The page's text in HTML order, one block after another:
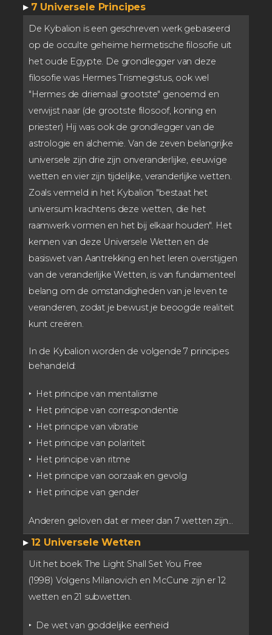
▸ 7 Universele Principes
De Kybalion is een geschreven werk gebaseerd
op de occulte geheime hermetische filosofie uit
het oude Egypte. De grondlegger van deze
filosofie was Hermes Trismegistus, ook wel
"Hermes de driemaal grootste" genoemd en
verwijst naar (de grootste filosoof, koning en
priester) Hij was ook de grondlegger van de
astrologie en alchemie. Van de zeven belangrijke
universele zijn drie zijn onveranderlijke, eeuwige
wetten en vier zijn tijdelijke, veranderlijke wetten.
Zoals vermeld in het Kybalion "bestaat het
universum krachtens deze wetten, die het
raamwerk vormen en het bij elkaar houden". Het
kennen van deze Universele Wetten en de
basiswet van Aantrekking en het leren overstijgen
van de veranderlijke Wetten, is van fundamenteel
belang om de omstandigheden van je leven te
veranderen, zodat je bewust je beoogde realiteit
kunt creëren.
In de Kybalion worden de volgende 7 principes
behandeld:
‣ Het principe van mentalisme
‣ Het principe van correspondentie
‣ Het principe van vibratie
‣ Het principe van polariteit
‣ Het principe van ritme
‣ Het principe van oorzaak en gevolg
‣ Het principe van gender
Anderen geloven dat er meer dan 7 wetten zijn...
▸ 12 Universele Wetten
Uit het boek The Light Shall Set You Free
(1998) Volgens Milanovich en McCune zijn er 12
wetten en 21 subwetten.
‣ De wet van goddelijke eenheid